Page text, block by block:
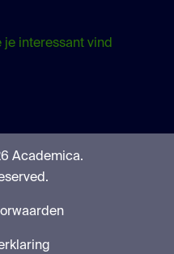
interessant vind
Academica.